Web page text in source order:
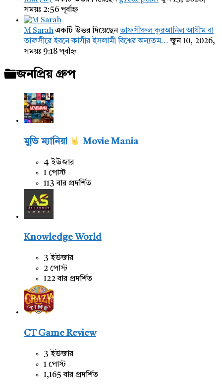
সময়ঃ 2:56 পূর্বাহ্ন
M Sarahএকটি উত্তর দিয়েছেনতাফসীরুল কুরআনিল আযীম বা
তাফসীরে ইবনে কাসীর ইসলামী বিশ্বের অন্যতম… জুন 10, 2026,
সময়ঃ 9:18 পূর্বাহ্ন
জনপ্রিয় গ্রুপ
মুভি ম্যানিয়া Movie Mania
4 ইউজার
1 পোস্ট
113 বার প্রদর্শিত
Knowledge World
3 ইউজার
2 পোস্ট
122 বার প্রদর্শিত
CT Game Review
3 ইউজার
1 পোস্ট
1,165 বার প্রদর্শিত